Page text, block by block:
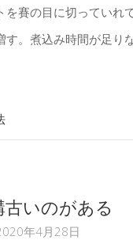
を賽の目に切っていれ
。煮込み時間が足り
いのがある
年4月28日